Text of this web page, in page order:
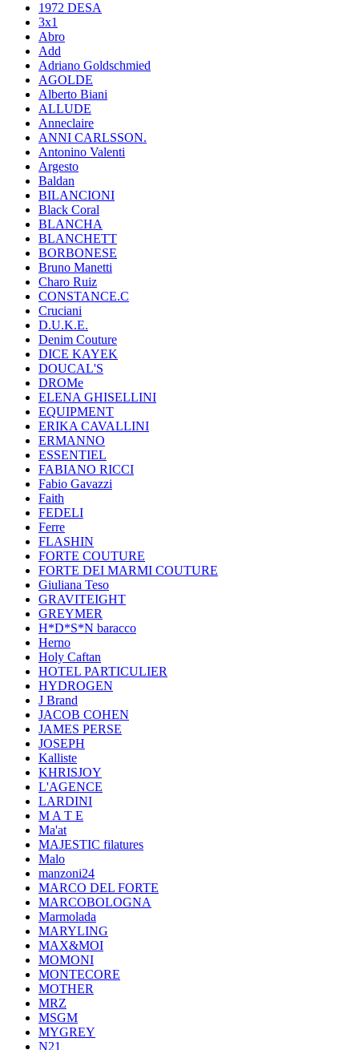
1972 DESA
3x1
Abro
Add
Adriano Goldschmied
AGOLDE
Alberto Biani
ALLUDE
Anneclaire
ANNI CARLSSON.
Antonino Valenti
Argesto
Baldan
BILANCIONI
Black Coral
BLANCHA
BLANCHETT
BORBONESE
Bruno Manetti
Charo Ruiz
CONSTANCE.C
Cruciani
D.U.K.E.
Denim Couture
DICE KAYEK
DOUCAL'S
DROMe
ELENA GHISELLINI
EQUIPMENT
ERIKA CAVALLINI
ERMANNO
ESSENTIEL
FABIANO RICCI
Fabio Gavazzi
Faith
FEDELI
Ferre
FLASHIN
FORTE COUTURE
FORTE DEI MARMI COUTURE
Giuliana Teso
GRAVITEIGHT
GREYMER
H*D*S*N baracco
Herno
Holy Caftan
HOTEL PARTICULIER
HYDROGEN
J Brand
JACOB COHEN
JAMES PERSE
JOSEPH
Kalliste
KHRISJOY
L'AGENCE
LARDINI
M A T E
Ma'at
MAJESTIC filatures
Malo
manzoni24
MARCO DEL FORTE
MARCOBOLOGNA
Marmolada
MARYLING
MAX&MOI
MOMONI
MONTECORE
MOTHER
MRZ
MSGM
MYGREY
N21